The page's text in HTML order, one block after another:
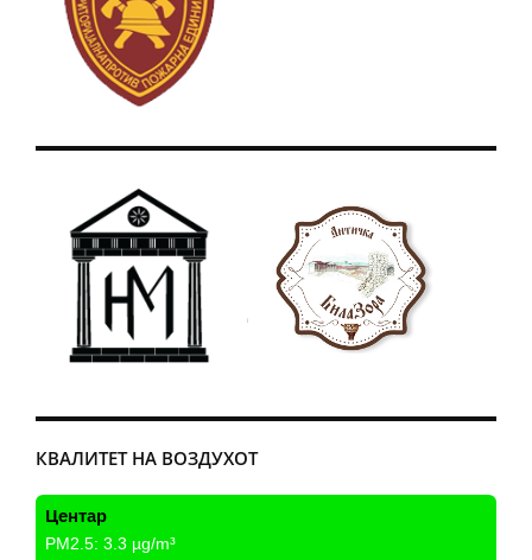
КВАЛИТЕТ НА ВОЗДУХОТ
Центар
PM2.5: 3.3 µg/m³